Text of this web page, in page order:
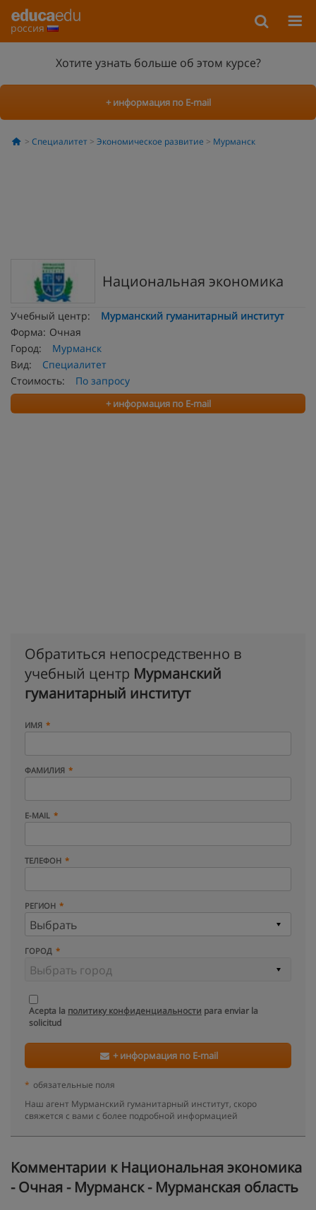
россия
Хотите узнать больше об этом курсе?
+ информация по E-mail
Специалитет Экономическое развитие Мурманск
Национальная экономика
Учебный центр:
Мурманский гуманитарный институт
Форма: Очная
Город:
Мурманск
Вид:
Специалитет
Стоимость:
По запросу
+ информация по E-mail
Обратиться непосредственно в
учебный центр Мурманский
гуманитарный институт
ИМЯ
ФАМИЛИЯ
E-MAIL
ТЕЛЕФОН
РЕГИОН
ГОРОД
Acepta la политику конфиденциальности para enviar la
solicitud
+ информация по E-mail
* обязательные поля
Наш агент Мурманский гуманитарный институт, скоро
свяжется с вами с более подробной информацией
Kомментарии к Национальная экономика
- Очная - Мурманск - Мурманская область